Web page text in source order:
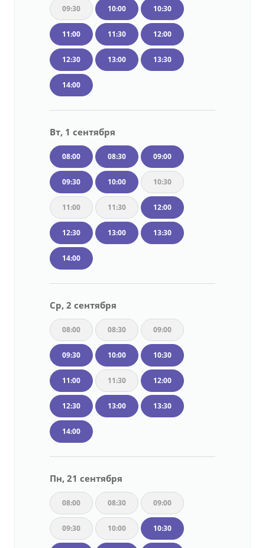
09:30 10:00 10:30
11:00 11:30 12:00
12:30 13:00 13:30
14:00
Вт, 1 сентября
08:00 08:30 09:00
09:30 10:00 10:30
11:00 11:30 12:00
12:30 13:00 13:30
14:00
Ср, 2 сентября
08:00 08:30 09:00
09:30 10:00 10:30
11:00 11:30 12:00
12:30 13:00 13:30
14:00
Пн, 21 сентября
08:00 08:30 09:00
09:30 10:00 10:30